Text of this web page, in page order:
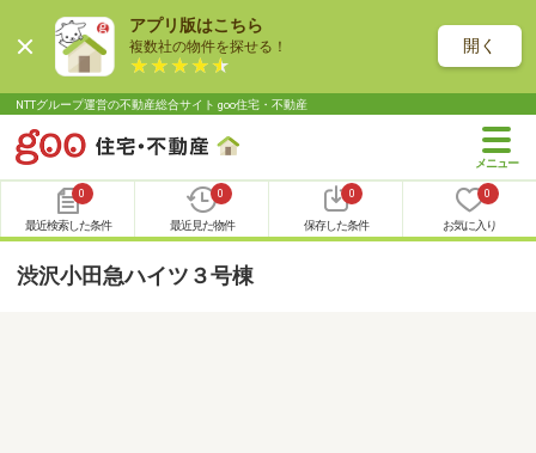
アプリ版はこちら
複数社の物件を探せる！ 開く
NTTグループ運営の不動産総合サイト goo住宅・不動産
0
最近検索した条件
0
最近見た物件
0
保存した条件
0
お気に入り
渋沢小田急ハイツ３号棟